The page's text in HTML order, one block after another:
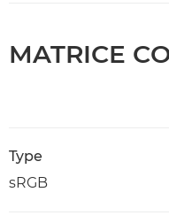
MATRICE
Type
sRGB